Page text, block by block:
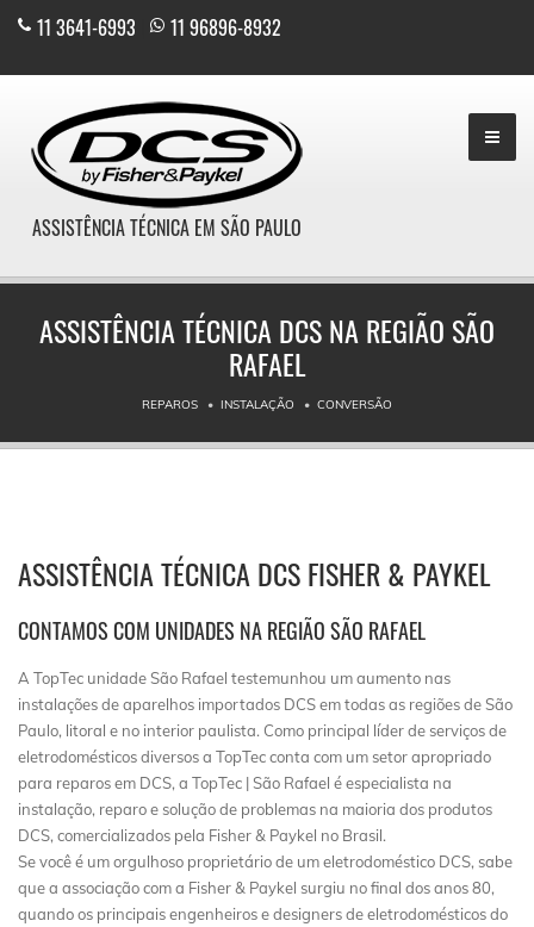
11 3641-6993 11 96896-8932
ASSISTÊNCIA TÉCNICA EM SÃO PAULO
ASSISTÊNCIA TÉCNICA DCS NA REGIÃO SÃO
RAFAEL
REPAROS INSTALAÇÃO CONVERSÃO
ASSISTÊNCIA TÉCNICA DCS FISHER & PAYKEL
CONTAMOS COM UNIDADES NA REGIÃO SÃO RAFAEL
A TopTec unidade São Rafael testemunhou um aumento nas
instalações de aparelhos importados DCS em todas as regiões de São
Paulo, litoral e no interior paulista. Como principal líder de serviços de
eletrodomésticos diversos a TopTec conta com um setor apropriado
para reparos em DCS, a TopTec | São Rafael é especialista na
instalação, reparo e solução de problemas na maioria dos produtos
DCS, comercializados pela Fisher & Paykel no Brasil.
Se você é um orgulhoso proprietário de um eletrodoméstico DCS, sabe
que a associação com a Fisher & Paykel surgiu no final dos anos 80,
quando os principais engenheiros e designers de eletrodomésticos do